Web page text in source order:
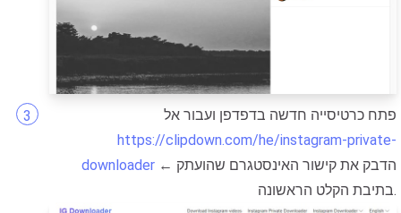
פתח כרטיסייה חדשה בדפדפן ועבור אל
https://clipdown.com/he/instagram-private-
downloader ← הדבק את קישור האינסטגרם שהועתק
בתיבת הקלט הראשונה.